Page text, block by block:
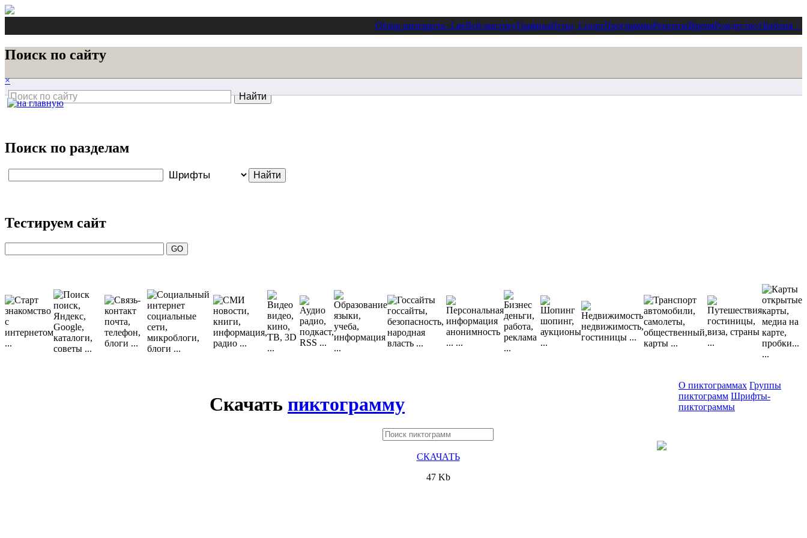
Обзор интернета- LiteВеб-мастеруГрафикаИгры, СпортПрограммыРецептыВремяРождество†Библия ⋮
Поиск по сайту
×
Поиск по разделам
Тестируем сайт
Скачать пиктограмму
СКАЧАТЬ
47 Kb
О пиктограммах Группы
пиктограмм Шрифты-
пиктограммы